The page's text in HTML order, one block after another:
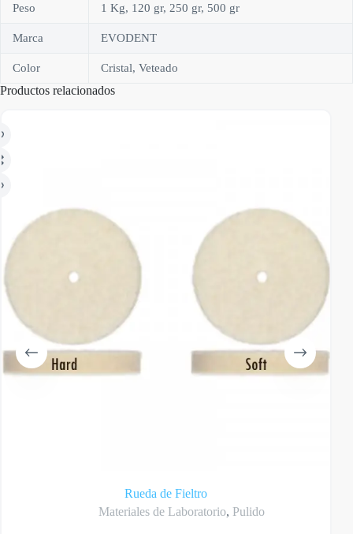
Peso 1 Kg, 120 gr, 250 gr, 500 gr
Marca EVODENT
Color Cristal, Veteado
Productos relacionados
Rueda de Fieltro
Materiales de Laboratorio, Pulido